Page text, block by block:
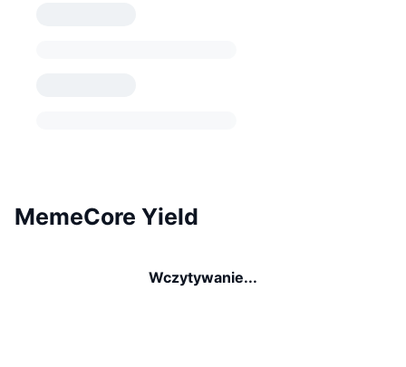
MemeCore Yield
Wczytywanie...